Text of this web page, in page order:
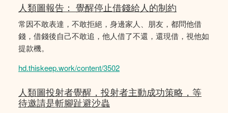
人類圖報告： 覺醒停止借錢給人的制約
常因不敢表達，不敢拒絕，身邊家人、朋友，都問他借
錢，借錢後自己不敢追，他人借了不還，還現借，視他如
提款機。
hd.thiskeep.work/content/3502
人類圖投射者覺醒，投射者主動成功策略，等
待邀請是斬腳趾避沙蟲